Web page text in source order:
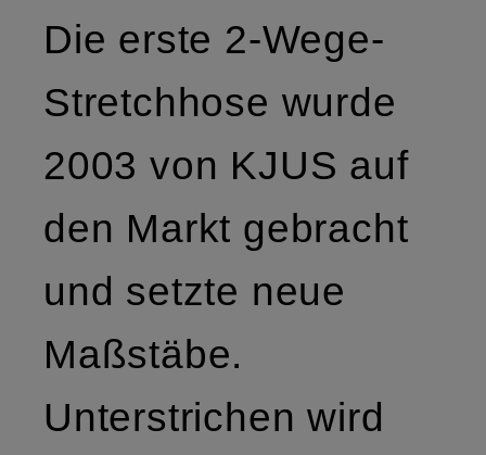
Die erste 2-Wege-
Stretchhose wurde
2003 von KJUS auf
den Markt gebracht
und setzte neue
Maßstäbe.
Unterstrichen wird